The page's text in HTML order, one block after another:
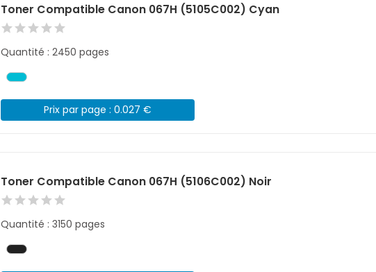
Toner Compatible Canon 067H (5105C002) Cyan
Quantité : 2450 pages
Prix par page : 0.027 €
Toner Compatible Canon 067H (5106C002) Noir
Quantité : 3150 pages